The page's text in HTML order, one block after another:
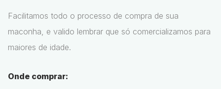
Facilitamos todo o processo de compra de sua
maconha, e valido lembrar que só comercializamos para
maiores de idade.
Onde comprar: